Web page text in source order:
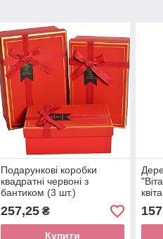
Подарункові коробки
квадратні червоні з
бантиком (3 шт.)
257,25₴
Купити